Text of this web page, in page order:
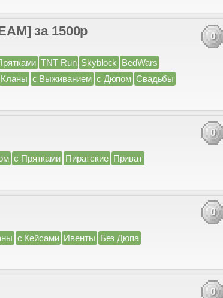
за 1500р 0
TNT Run Skyblock BedWars
Кланы с Выживанием с Дюпом Свадьбы
0
с Прятками Пиратские Приват
0
с Кейсами Ивенты Без Дюпа
0